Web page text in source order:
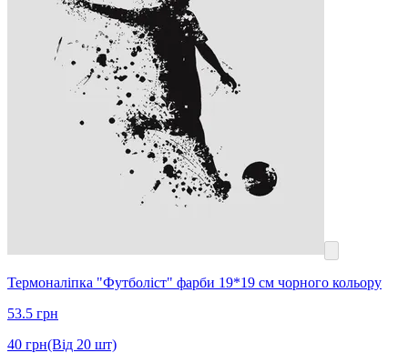
Термоналіпка "Футболіст" фарби 19*19 см чорного кольору
53.5 грн
40 грн(Від 20 шт)